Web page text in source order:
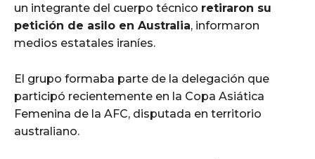
un integrante del cuerpo técnico retiraron su
petición de asilo en Australia, informaron
medios estatales iraníes.
El grupo formaba parte de la delegación que
participó recientemente en la Copa Asiática
Femenina de la AFC, disputada en territorio
australiano.